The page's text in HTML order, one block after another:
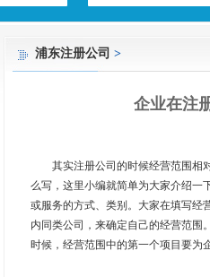
浦东注册公司 >
企业在注
其实注册公司的时候经营范围相
么写，这里小编就简单为大家介绍一
或服务的方式、类别。大家在填写经
内同类公司，来确定自己的经营范围
时候，经营范围中的第一个项目要为